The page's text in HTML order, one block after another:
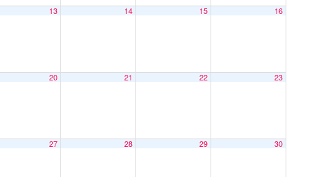
13 14 15 16
20 21 22 23
27 28 29 30